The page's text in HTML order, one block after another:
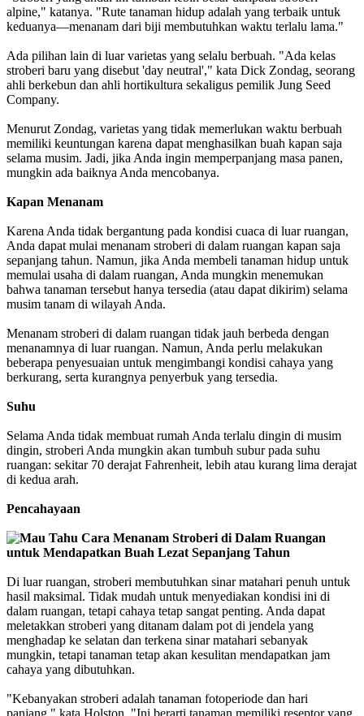
alpine," katanya. "Rute tanaman hidup adalah yang terbaik untuk
keduanya—menanam dari biji membutuhkan waktu terlalu lama."
Ada pilihan lain di luar varietas yang selalu berbuah. "Ada kelas
stroberi baru yang disebut 'day neutral'," kata Dick Zondag, seorang
ahli berkebun dan ahli hortikultura sekaligus pemilik Jung Seed
Company.
Menurut Zondag, varietas yang tidak memerlukan waktu berbuah
memiliki keuntungan karena dapat menghasilkan buah kapan saja
selama musim. Jadi, jika Anda ingin memperpanjang masa panen,
mungkin ada baiknya Anda mencobanya.
Kapan Menanam
Karena Anda tidak bergantung pada kondisi cuaca di luar ruangan,
Anda dapat mulai menanam stroberi di dalam ruangan kapan saja
sepanjang tahun. Namun, jika Anda membeli tanaman hidup untuk
memulai usaha di dalam ruangan, Anda mungkin menemukan
bahwa tanaman tersebut hanya tersedia (atau dapat dikirim) selama
musim tanam di wilayah Anda.
Menanam stroberi di dalam ruangan tidak jauh berbeda dengan
menanamnya di luar ruangan. Namun, Anda perlu melakukan
beberapa penyesuaian untuk mengimbangi kondisi cahaya yang
berkurang, serta kurangnya penyerbuk yang tersedia.
Suhu
Selama Anda tidak membuat rumah Anda terlalu dingin di musim
dingin, stroberi Anda mungkin akan tumbuh subur pada suhu
ruangan: sekitar 70 derajat Fahrenheit, lebih atau kurang lima derajat
di kedua arah.
Pencahayaan
Di luar ruangan, stroberi membutuhkan sinar matahari penuh untuk
hasil maksimal. Tidak mudah untuk menyediakan kondisi ini di
dalam ruangan, tetapi cahaya tetap sangat penting. Anda dapat
meletakkan stroberi yang ditanam dalam pot di jendela yang
menghadap ke selatan dan terkena sinar matahari sebanyak
mungkin, tetapi tanaman tetap akan kesulitan mendapatkan jam
cahaya yang dibutuhkan.
"Kebanyakan stroberi adalah tanaman fotoperiode dan hari
panjang," kata Holston. "Ini berarti tanaman memiliki reseptor yang